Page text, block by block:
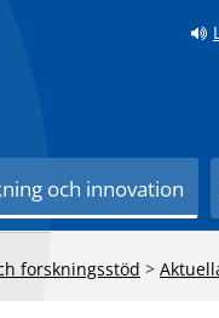
och innovation
forskningsstöd >